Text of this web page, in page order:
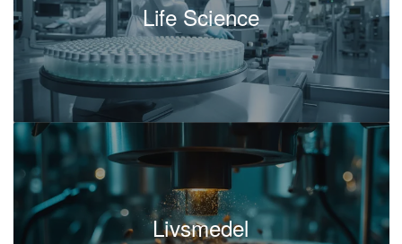
Life Science
Livsmedel